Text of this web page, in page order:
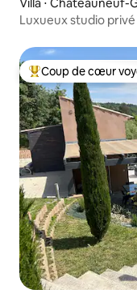
Luxueux studio privé
Coups de cœur
Coup de cœur